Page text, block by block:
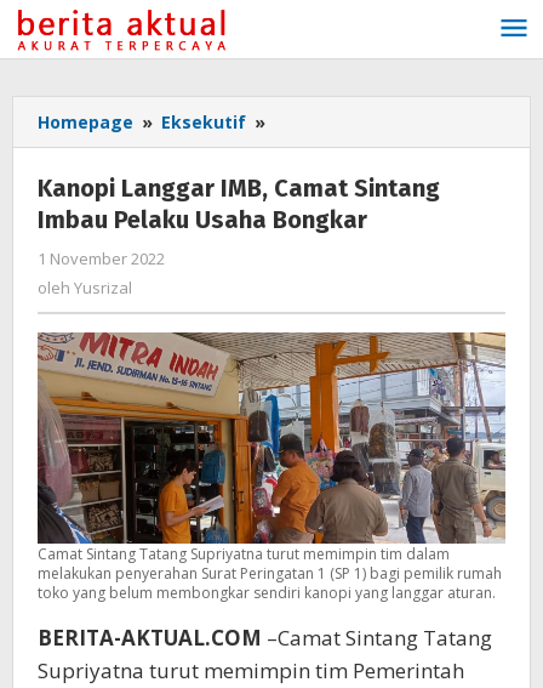
Lewati
ke
konten
Homepage » Eksekutif »
Langgar
Camat
Sintang
Kanopi Langgar IMB, Camat Sintang
Imbau Pelaku Usaha Bongkar
1 November 2022
oleh Yusrizal
Camat Sintang Tatang Supriyatna turut memimpin tim dalam
melakukan penyerahan Surat Peringatan 1 (SP 1) bagi pemilik rumah
toko yang belum membongkar sendiri kanopi yang langgar aturan.
BERITA-AKTUAL.COM –Camat Sintang Tatang
Supriyatna turut memimpin tim Pemerintah